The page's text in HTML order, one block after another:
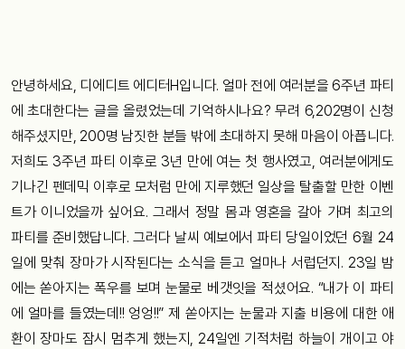
안녕하세요, 디에디트 에디터H입니다. 얼마 전에 여러분을 6주년 파티
에 초대한다는 글을 올렸었는데 기억하시나요? 무려 6,202명이 신청
해주셨지만, 200명 남짓한 분들 밖에 초대하지 못해 마음이 아픕니다.
저희도 3주년 파티 이후로 3년 만에 여는 첫 행사였고, 여러분에게도
기나긴 펜데믹 이후로 모처럼 만에 지루했던 일상을 탈출할 만한 이벤
트가 이니었을까 싶어요. 그래서 정말 몸과 영혼을 갈아 가며 최고의
파티를 준비했답니다. 그러다 날씨 예보에서 파티 당일이었던 6월 24
일에 맞춰 장마가 시작된다는 소식을 듣고 얼마나 서럽던지. 23일 밤
에는 쏟아지는 폭우를 보며 눈물로 베갯잇을 적셨어요. “내가 이 파티
에 얼마를 들였는데!! 엉엉!!” 제 쏟아지는 눈물과 지출 비용에 대한 애
환이 장마도 잠시 멈추게 했는지, 24일엔 기적처럼 하늘이 개이고 야